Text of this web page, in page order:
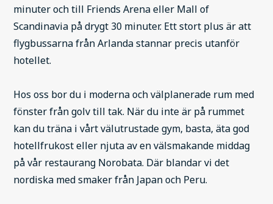
minuter och till Friends Arena eller Mall of
Scandinavia på drygt 30 minuter. Ett stort plus är att
flygbussarna från Arlanda stannar precis utanför
hotellet.
Hos oss bor du i moderna och välplanerade rum med
fönster från golv till tak. När du inte är på rummet
kan du träna i vårt välutrustade gym, basta, äta god
hotellfrukost eller njuta av en välsmakande middag
på vår restaurang Norobata. Där blandar vi det
nordiska med smaker från Japan och Peru.